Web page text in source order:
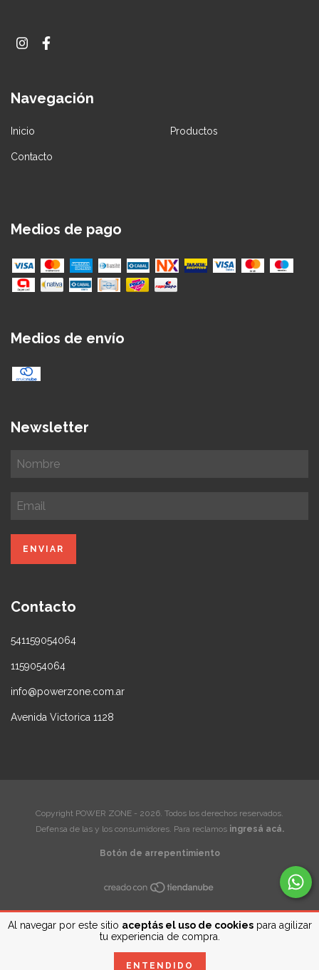
Al navegar por este sitio aceptás el uso de cookiespara agilizar
tu experiencia de compra.
ENTENDIDO
Navegación
Inicio Productos
Contacto
Medios de pago
Medios de envío
Newsletter
Contacto
541159054064
1159054064
info@powerzone.com.ar
Avenida Victorica 1128
Copyright POWER ZONE - 2026. Todos los derechos reservados.
Defensa de las y los consumidores. Para reclamos ingresá acá.
Botón de arrepentimiento